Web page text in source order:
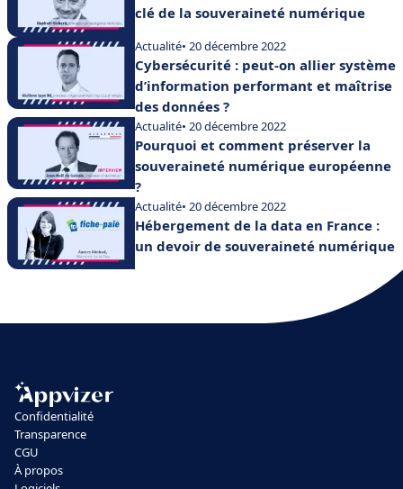
clé de la souveraineté numérique
Actualité• 20 décembre 2022
Cybersécurité : peut-on allier système
d’information performant et maîtrise
des données ?
Actualité• 20 décembre 2022
Pourquoi et comment préserver la
souveraineté numérique européenne
?
Actualité• 20 décembre 2022
Hébergement de la data en France :
un devoir de souveraineté numérique
Confidentialité
Transparence
CGU
À propos